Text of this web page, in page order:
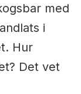
med
i
Hur
Det vet